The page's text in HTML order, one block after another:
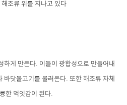
조류 위를 지나고 있다
하게 만든다. 이들이 광합성으로 만들어내
바닷물고기를 불러온다. 또한 해조류 자체
한 먹잇감이 된다.